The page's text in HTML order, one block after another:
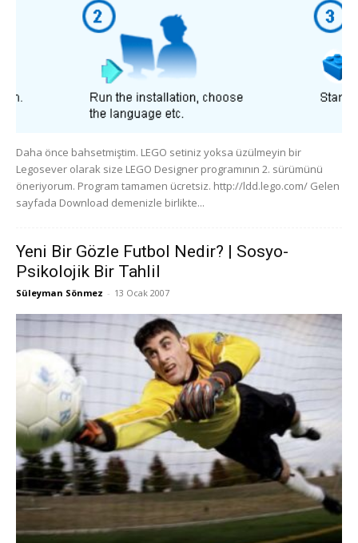
Daha önce bahsetmiştim. LEGO setiniz yoksa üzülmeyin bir
Legosever olarak size LEGO Designer programının 2. sürümünü
öneriyorum. Program tamamen ücretsiz. http://ldd.lego.com/ Gelen
sayfada Download demenizle birlikte...
Yeni Bir Gözle Futbol Nedir? | Sosyo-
Psikolojik Bir Tahlil
Süleyman Sönmez - 13 Ocak 2007